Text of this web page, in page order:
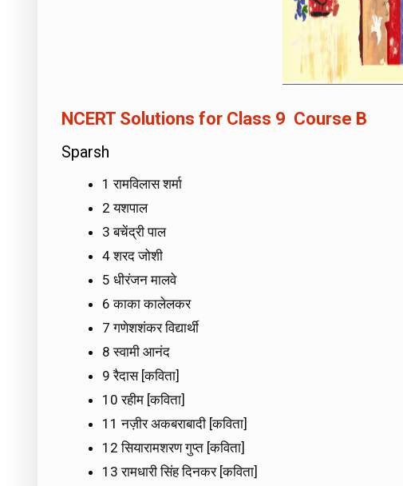
NCERT Solutions for Class 9 Course B
Sparsh
1 रामविलास शर्मा
2 यशपाल
3 बचेंद्री पाल
4 शरद जोशी
5 धीरंजन मालवे
6 काका कालेलकर
7 गणेशशंकर विद्यार्थी
8 स्वामी आनंद
9 रैदास [कविता]
10 रहीम [कविता]
11 नज़ीर अकबराबादी [कविता]
12 सियारामशरण गुप्त [कविता]
13 रामधारी सिंह दिनकर [कविता]